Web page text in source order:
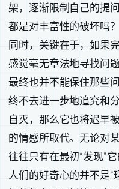
架，逐渐限制自己的提
都是对丰富性的破坏吗
同时，关键在于，如果
感觉毫无章法地寻找问
最终也并不能保住那些
终不去进一步地追究和
自灭，那么它也将迟早
的情感所取代。无论对
往往只有在最初“发现”
人们的好奇心的并不是“